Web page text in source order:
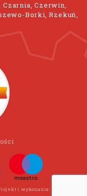
Czarnia, Czerwin,
Borki, Rzekuń,
i wykonanie: